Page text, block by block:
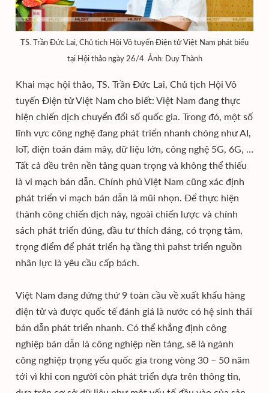
TS. Trần Đức Lai, Chủ tịch Hội Vô tuyến Điện tử Việt Nam phát biểu
tại Hội thảo ngày 26/4. Ảnh: Duy Thành
Khai mạc hội thảo, TS. Trần Đức Lai, Chủ tịch Hội Vô
tuyến Điện tử Việt Nam cho biết: Việt Nam đang thực
hiện chiến dịch chuyển đổi số quốc gia. Trong đó, một số
lĩnh vực công nghệ đang phát triển nhanh chóng như AI,
IoT, điện toán đám mây, dữ liệu lớn, công nghệ 5G, 6G, …
Tất cả đều trên nền tảng quan trọng và không thể thiếu
là vi mạch bán dẫn. Chính phủ Việt Nam cũng xác định
phát triển vi mạch bán dẫn là mũi nhọn. Để thực hiện
thành công chiến dịch này, ngoài chiến lược và chính
sách phát triển đúng, đầu tư thích đáng, có trọng tâm,
trọng điểm để phát triển hạ tầng thì pahst triển nguồn
nhân lực là yêu cầu cấp bách.
Việt Nam đang đứng thứ 9 toàn cầu về xuất khẩu hàng
điện tử và được quốc tế đánh giá là nước có hệ sinh thái
bán dẫn phát triển nhanh. Có thể khẳng định công
nghiệp bán dẫn là công nghiệp nền tảng, sẽ là ngành
công nghiệp trọng yếu quốc gia trong vòng 30 – 50 năm
tới vì khi con người còn phát triển dựa trên thông tin,